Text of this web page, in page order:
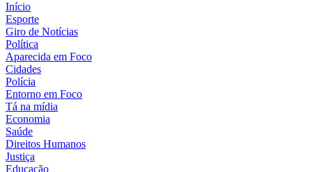
Início
Esporte
Giro de Notícias
Política
Aparecida em Foco
Cidades
Polícia
Entorno em Foco
Tá na mídia
Economia
Saúde
Direitos Humanos
Justiça
Educação